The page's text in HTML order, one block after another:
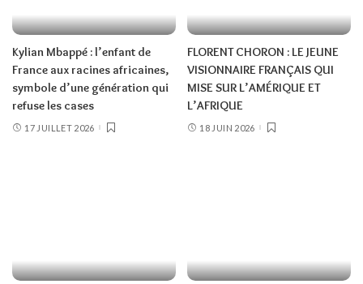
Kylian Mbappé : l’enfant de
France aux racines africaines,
symbole d’une génération qui
refuse les cases
17 JUILLET 2026
FLORENT CHORON : LE JEUNE
VISIONNAIRE FRANÇAIS QUI
MISE SUR L’AMÉRIQUE ET
L’AFRIQUE
18 JUIN 2026